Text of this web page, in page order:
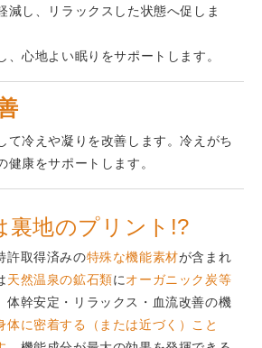
減し、リラックスした状態へ促しま
、心地よい眠りをサポートします。
て冷えや凝りを改善します。冷えがち
健康をサポートします。
裏地のプリント!?
許取得済みの特殊な機能素材が含まれ
天然温泉の鉱石類にオーガニック炭等
体幹安定・リラックス・血流改善の機
体に密着する（または近づく）こと